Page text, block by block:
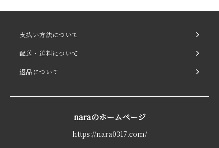
支払い方法について
配送・送料について
返品について
naraのホームページ
https://nara0317.com/